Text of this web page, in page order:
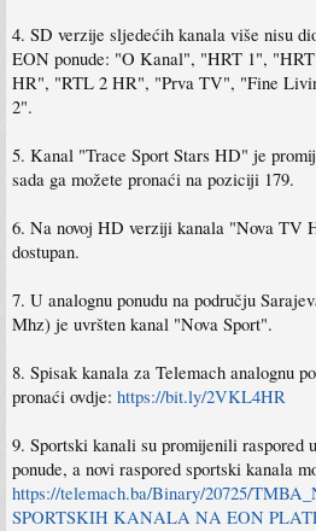
4. SD verzije sljedećih kanala više nisu
EON ponude: "O Kanal", "HRT 1",
HR", "RTL 2 HR", "Prva TV", "Fine
2".
5. Kanal "Trace Sport Stars HD" je
sada ga možete pronaći na poziciji 179.
6. Na novoj HD verziji kanala "Nova TV
dostupan.
7. U analognu ponudu na području
Mhz) je uvršten kanal "Nova Sport".
8. Spisak kanala za Telemach analognu
pronaći ovdje: https://bit.ly/2VKL4HR
9. Sportski kanali su promijenili
ponude, a novi raspored sportski kanala
https://telemach.ba/Binary/20725/
SPORTSKIH KANALA NA EON